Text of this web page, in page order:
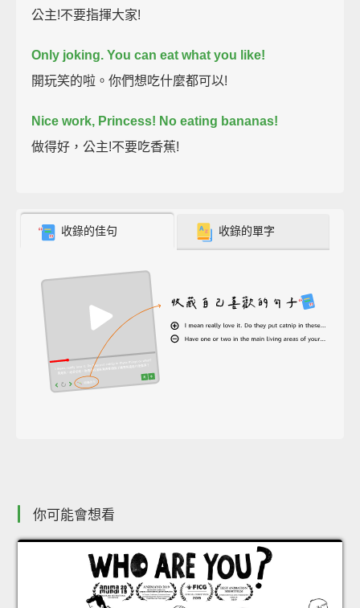
公主!不要指揮大家!
Only joking. You can eat what you like!
開玩笑的啦。你們想吃什麼都可以!
Nice work, Princess! No eating bananas!
做得好，公主!不要吃香蕉!
收錄的佳句 收錄的單字
你可能會想看